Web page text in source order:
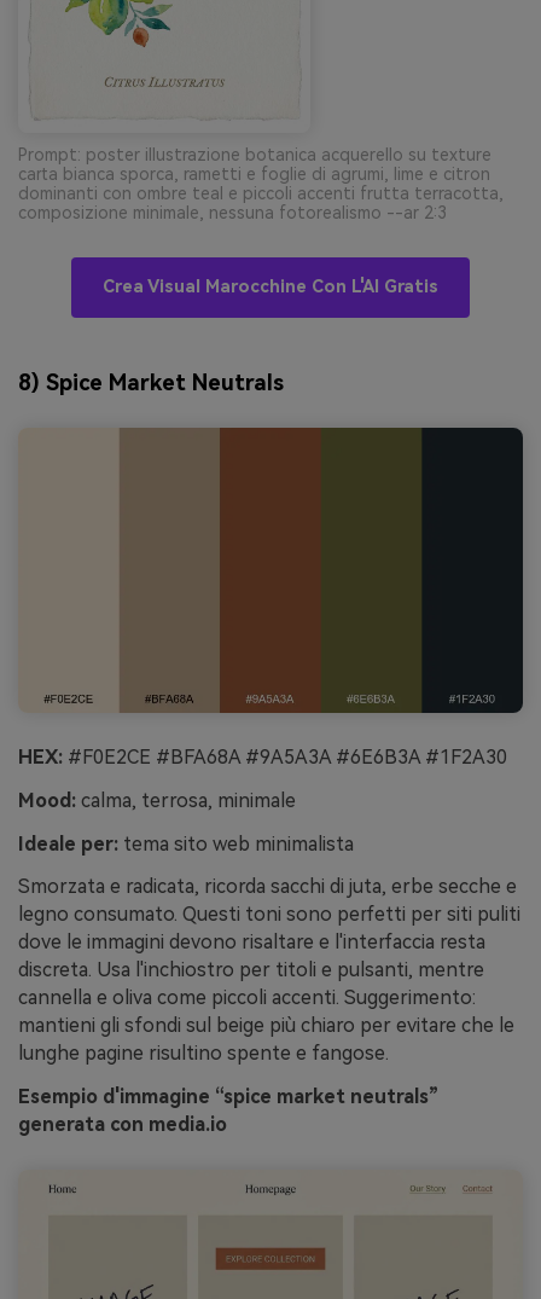
Prompt: poster illustrazione botanica acquerello su texture
carta bianca sporca, rametti e foglie di agrumi, lime e citron
dominanti con ombre teal e piccoli accenti frutta terracotta,
composizione minimale, nessuna fotorealismo --ar 2:3
Crea Visual Marocchine Con L'AI Gratis
8) Spice Market Neutrals
HEX: #F0E2CE #BFA68A #9A5A3A #6E6B3A #1F2A30
Mood: calma, terrosa, minimale
Ideale per: tema sito web minimalista
Smorzata e radicata, ricorda sacchi di juta, erbe secche e
legno consumato. Questi toni sono perfetti per siti puliti
dove le immagini devono risaltare e l'interfaccia resta
discreta. Usa l'inchiostro per titoli e pulsanti, mentre
cannella e oliva come piccoli accenti. Suggerimento:
mantieni gli sfondi sul beige più chiaro per evitare che le
lunghe pagine risultino spente e fangose.
Esempio d'immagine “spice market neutrals”
generata con media.io